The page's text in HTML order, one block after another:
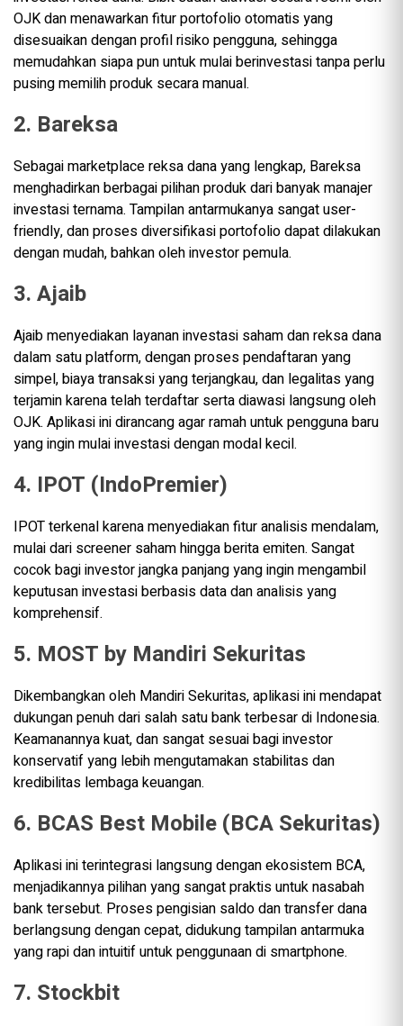
OJK dan menawarkan fitur portofolio otomatis yang
disesuaikan dengan profil risiko pengguna, sehingga
memudahkan siapa pun untuk mulai berinvestasi tanpa perlu
pusing memilih produk secara manual.
2. Bareksa
Sebagai marketplace reksa dana yang lengkap, Bareksa
menghadirkan berbagai pilihan produk dari banyak manajer
investasi ternama. Tampilan antarmukanya sangat user-
friendly, dan proses diversifikasi portofolio dapat dilakukan
dengan mudah, bahkan oleh investor pemula.
3. Ajaib
Ajaib menyediakan layanan investasi saham dan reksa dana
dalam satu platform, dengan proses pendaftaran yang
simpel, biaya transaksi yang terjangkau, dan legalitas yang
terjamin karena telah terdaftar serta diawasi langsung oleh
OJK. Aplikasi ini dirancang agar ramah untuk pengguna baru
yang ingin mulai investasi dengan modal kecil.
4. IPOT (IndoPremier)
IPOT terkenal karena menyediakan fitur analisis mendalam,
mulai dari screener saham hingga berita emiten. Sangat
cocok bagi investor jangka panjang yang ingin mengambil
keputusan investasi berbasis data dan analisis yang
komprehensif.
5. MOST by Mandiri Sekuritas
Dikembangkan oleh Mandiri Sekuritas, aplikasi ini mendapat
dukungan penuh dari salah satu bank terbesar di Indonesia.
Keamanannya kuat, dan sangat sesuai bagi investor
konservatif yang lebih mengutamakan stabilitas dan
kredibilitas lembaga keuangan.
6. BCAS Best Mobile (BCA Sekuritas)
Aplikasi ini terintegrasi langsung dengan ekosistem BCA,
menjadikannya pilihan yang sangat praktis untuk nasabah
bank tersebut. Proses pengisian saldo dan transfer dana
berlangsung dengan cepat, didukung tampilan antarmuka
yang rapi dan intuitif untuk penggunaan di smartphone.
7. Stockbit